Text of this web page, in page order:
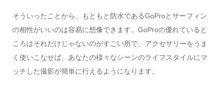
そういったことから、もともと防水であるGoProとサーフィン
の相性がいいのは容易に想像できます。GoProの優れていると
ころはそれだけじゃないのがすごい所で、アクセサリーをうま
く使いこなせば、あなたの様々なシーンのライフスタイルにマ
ッチした撮影が簡単に行えるようになります。